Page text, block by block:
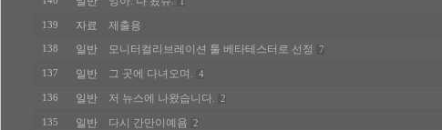
139 자료 제출용
138 일반 모니터컬리브레이션 툴 베타테스터로 선정 7
137 일반 그 곳에 다녀오며. 4
136 일반 저 뉴스에 나왔습니다. 2
135 일반 다시 간만이예욤 2